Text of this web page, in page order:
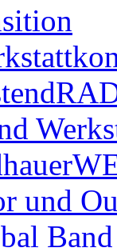
und
Band